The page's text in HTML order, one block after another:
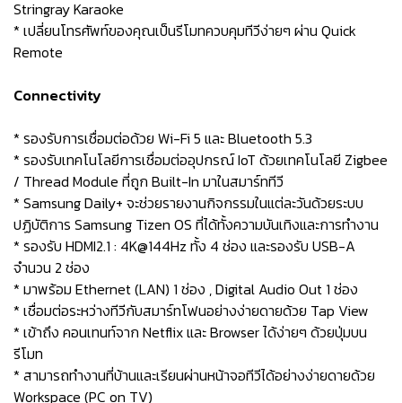
Stringray Karaoke
* เปลี่ยนโทรศัพท์ของคุณเป็นรีโมทควบคุมทีวีง่ายๆ ผ่าน Quick
Remote
Connectivity
* รองรับการเชื่อมต่อด้วย Wi-Fi 5 และ Bluetooth 5.3
* รองรับเทคโนโลยีการเชื่อมต่ออุปกรณ์ IoT ด้วยเทคโนโลยี Zigbee
/ Thread Module ที่ถูก Built-In มาในสมาร์ททีวี
* Samsung Daily+ จะช่วยรายงานกิจกรรมในแต่ละวันด้วยระบบ
ปฏิบัติการ Samsung Tizen OS ที่ได้ทั้งความบันเทิงและการทำงาน
* รองรับ HDMI2.1 : 4K@144Hz ทั้ง 4 ช่อง และรองรับ USB-A
จำนวน 2 ช่อง
* มาพร้อม Ethernet (LAN) 1 ช่อง , Digital Audio Out 1 ช่อง
* เชื่อมต่อระหว่างทีวีกับสมาร์ทโฟนอย่างง่ายดายด้วย Tap View
* เข้าถึง คอนเทนท์จาก Netflix และ Browser ได้ง่ายๆ ด้วยปุ่มบน
รีโมท
* สามารถทำงานที่บ้านและเรียนผ่านหน้าจอทีวีได้อย่างง่ายดายด้วย
Workspace (PC on TV)